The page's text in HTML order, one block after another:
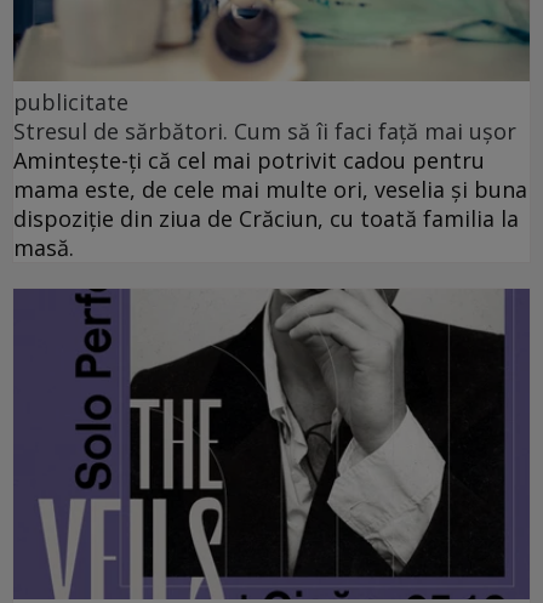
publicitate
Stresul de sărbători. Cum să îi faci față mai ușor
Amintește-ți că cel mai potrivit cadou pentru
mama este, de cele mai multe ori, veselia și buna
dispoziție din ziua de Crăciun, cu toată familia la
masă.